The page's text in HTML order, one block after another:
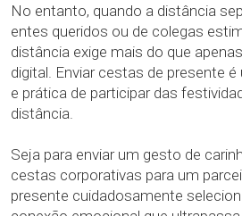
No entanto, quando a distância
entes queridos ou de colegas
distância exige mais do que
digital. Enviar cestas de presente
e prática de participar das
distância.
Seja para enviar um gesto de
cestas corporativas para um
presente cuidadosamente